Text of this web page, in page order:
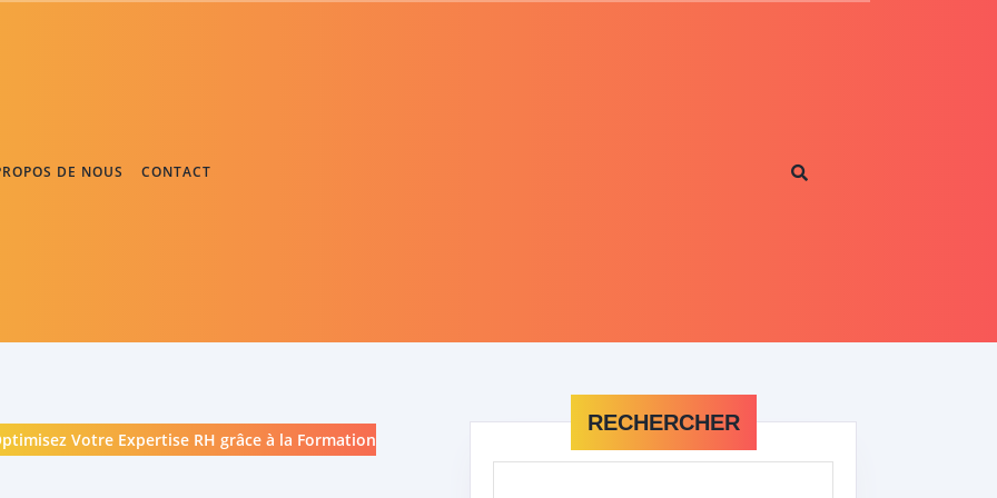
DE NOUS CONTACT
Votre Expertise RH grâce à la Formation
RECHERCHER